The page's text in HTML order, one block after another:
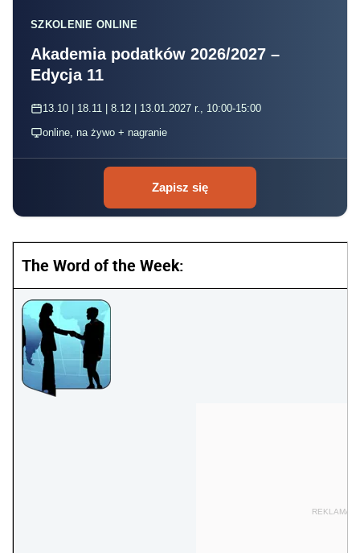
SZKOLENIE ONLINE
Akademia podatków 2026/2027 –
Edycja 11
13.10 | 18.11 | 8.12 | 13.01.2027 r., 10:00-15:00
online, na żywo + nagranie
Zapisz się
The Word of the Week:
REKLAMA